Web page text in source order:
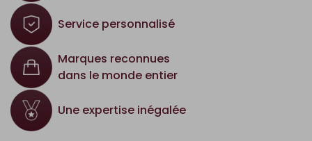
Service personnalisé
Marques reconnues
dans le monde entier
Une expertise inégalée